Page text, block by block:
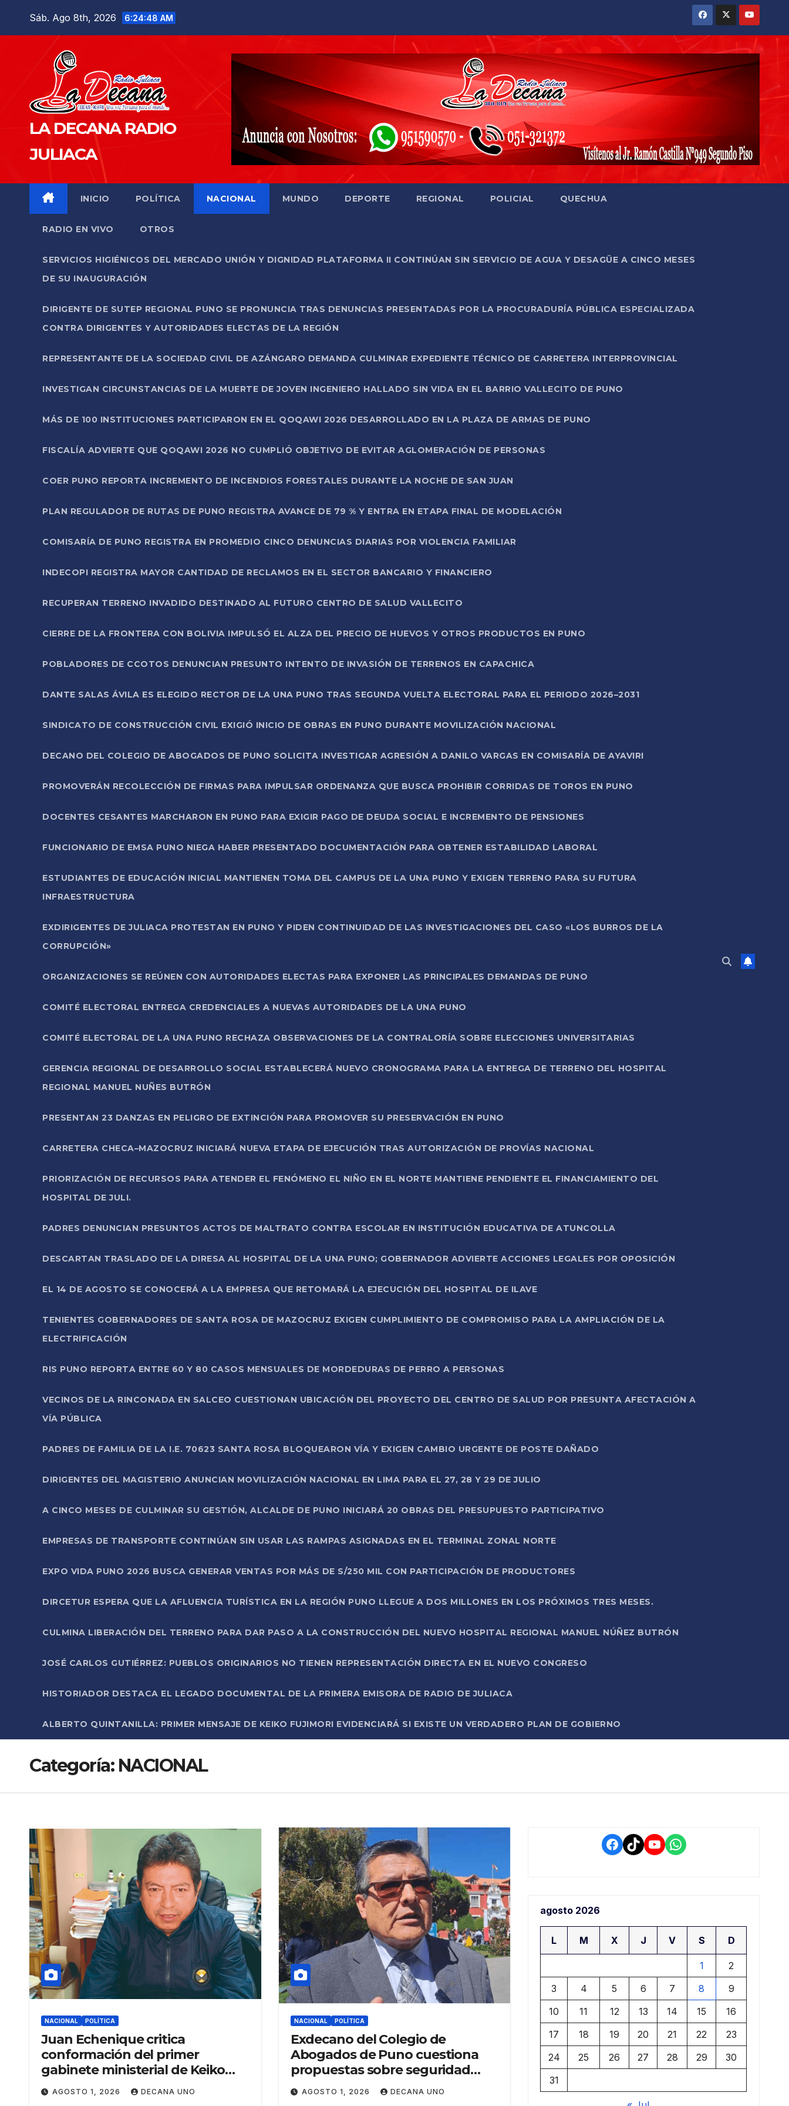
Sáb. Ago 8th, 2026 6:24:49 AM
LA DECANA RADIO
JULIACA
INICIO POLÍTICA NACIONAL MUNDO DEPORTE REGIONAL POLICIAL QUECHUA
RADIO EN VIVO OTROS
SERVICIOS HIGIÉNICOS DEL MERCADO UNIÓN Y DIGNIDAD PLATAFORMA II CONTINÚAN SIN SERVICIO DE AGUA Y DESAGÜE A CINCO MESES
DE SU INAUGURACIÓN
DIRIGENTE DE SUTEP REGIONAL PUNO SE PRONUNCIA TRAS DENUNCIAS PRESENTADAS POR LA PROCURADURÍA PÚBLICA ESPECIALIZADA
CONTRA DIRIGENTES Y AUTORIDADES ELECTAS DE LA REGIÓN
REPRESENTANTE DE LA SOCIEDAD CIVIL DE AZÁNGARO DEMANDA CULMINAR EXPEDIENTE TÉCNICO DE CARRETERA INTERPROVINCIAL
INVESTIGAN CIRCUNSTANCIAS DE LA MUERTE DE JOVEN INGENIERO HALLADO SIN VIDA EN EL BARRIO VALLECITO DE PUNO
MÁS DE 100 INSTITUCIONES PARTICIPARON EN EL QOQAWI 2026 DESARROLLADO EN LA PLAZA DE ARMAS DE PUNO
FISCALÍA ADVIERTE QUE QOQAWI 2026 NO CUMPLIÓ OBJETIVO DE EVITAR AGLOMERACIÓN DE PERSONAS
COER PUNO REPORTA INCREMENTO DE INCENDIOS FORESTALES DURANTE LA NOCHE DE SAN JUAN
PLAN REGULADOR DE RUTAS DE PUNO REGISTRA AVANCE DE 79 % Y ENTRA EN ETAPA FINAL DE MODELACIÓN
COMISARÍA DE PUNO REGISTRA EN PROMEDIO CINCO DENUNCIAS DIARIAS POR VIOLENCIA FAMILIAR
INDECOPI REGISTRA MAYOR CANTIDAD DE RECLAMOS EN EL SECTOR BANCARIO Y FINANCIERO
RECUPERAN TERRENO INVADIDO DESTINADO AL FUTURO CENTRO DE SALUD VALLECITO
CIERRE DE LA FRONTERA CON BOLIVIA IMPULSÓ EL ALZA DEL PRECIO DE HUEVOS Y OTROS PRODUCTOS EN PUNO
POBLADORES DE CCOTOS DENUNCIAN PRESUNTO INTENTO DE INVASIÓN DE TERRENOS EN CAPACHICA
DANTE SALAS ÁVILA ES ELEGIDO RECTOR DE LA UNA PUNO TRAS SEGUNDA VUELTA ELECTORAL PARA EL PERIODO 2026–2031
SINDICATO DE CONSTRUCCIÓN CIVIL EXIGIÓ INICIO DE OBRAS EN PUNO DURANTE MOVILIZACIÓN NACIONAL
DECANO DEL COLEGIO DE ABOGADOS DE PUNO SOLICITA INVESTIGAR AGRESIÓN A DANILO VARGAS EN COMISARÍA DE AYAVIRI
PROMOVERÁN RECOLECCIÓN DE FIRMAS PARA IMPULSAR ORDENANZA QUE BUSCA PROHIBIR CORRIDAS DE TOROS EN PUNO
DOCENTES CESANTES MARCHARON EN PUNO PARA EXIGIR PAGO DE DEUDA SOCIAL E INCREMENTO DE PENSIONES
FUNCIONARIO DE EMSA PUNO NIEGA HABER PRESENTADO DOCUMENTACIÓN PARA OBTENER ESTABILIDAD LABORAL
ESTUDIANTES DE EDUCACIÓN INICIAL MANTIENEN TOMA DEL CAMPUS DE LA UNA PUNO Y EXIGEN TERRENO PARA SU FUTURA
INFRAESTRUCTURA
EXDIRIGENTES DE JULIACA PROTESTAN EN PUNO Y PIDEN CONTINUIDAD DE LAS INVESTIGACIONES DEL CASO «LOS BURROS DE LA
CORRUPCIÓN»
ORGANIZACIONES SE REÚNEN CON AUTORIDADES ELECTAS PARA EXPONER LAS PRINCIPALES DEMANDAS DE PUNO
COMITÉ ELECTORAL ENTREGA CREDENCIALES A NUEVAS AUTORIDADES DE LA UNA PUNO
COMITÉ ELECTORAL DE LA UNA PUNO RECHAZA OBSERVACIONES DE LA CONTRALORÍA SOBRE ELECCIONES UNIVERSITARIAS
GERENCIA REGIONAL DE DESARROLLO SOCIAL ESTABLECERÁ NUEVO CRONOGRAMA PARA LA ENTREGA DE TERRENO DEL HOSPITAL
REGIONAL MANUEL NUÑES BUTRÓN
PRESENTAN 23 DANZAS EN PELIGRO DE EXTINCIÓN PARA PROMOVER SU PRESERVACIÓN EN PUNO
CARRETERA CHECA–MAZOCRUZ INICIARÁ NUEVA ETAPA DE EJECUCIÓN TRAS AUTORIZACIÓN DE PROVÍAS NACIONAL
PRIORIZACIÓN DE RECURSOS PARA ATENDER EL FENÓMENO EL NIÑO EN EL NORTE MANTIENE PENDIENTE EL FINANCIAMIENTO DEL
HOSPITAL DE JULI.
PADRES DENUNCIAN PRESUNTOS ACTOS DE MALTRATO CONTRA ESCOLAR EN INSTITUCIÓN EDUCATIVA DE ATUNCOLLA
DESCARTAN TRASLADO DE LA DIRESA AL HOSPITAL DE LA UNA PUNO; GOBERNADOR ADVIERTE ACCIONES LEGALES POR OPOSICIÓN
EL 14 DE AGOSTO SE CONOCERÁ A LA EMPRESA QUE RETOMARÁ LA EJECUCIÓN DEL HOSPITAL DE ILAVE
TENIENTES GOBERNADORES DE SANTA ROSA DE MAZOCRUZ EXIGEN CUMPLIMIENTO DE COMPROMISO PARA LA AMPLIACIÓN DE LA
ELECTRIFICACIÓN
RIS PUNO REPORTA ENTRE 60 Y 80 CASOS MENSUALES DE MORDEDURAS DE PERRO A PERSONAS
VECINOS DE LA RINCONADA EN SALCEO CUESTIONAN UBICACIÓN DEL PROYECTO DEL CENTRO DE SALUD POR PRESUNTA AFECTACIÓN A
VÍA PÚBLICA
PADRES DE FAMILIA DE LA I.E. 70623 SANTA ROSA BLOQUEARON VÍA Y EXIGEN CAMBIO URGENTE DE POSTE DAÑADO
DIRIGENTES DEL MAGISTERIO ANUNCIAN MOVILIZACIÓN NACIONAL EN LIMA PARA EL 27, 28 Y 29 DE JULIO
A CINCO MESES DE CULMINAR SU GESTIÓN, ALCALDE DE PUNO INICIARÁ 20 OBRAS DEL PRESUPUESTO PARTICIPATIVO
EMPRESAS DE TRANSPORTE CONTINÚAN SIN USAR LAS RAMPAS ASIGNADAS EN EL TERMINAL ZONAL NORTE
EXPO VIDA PUNO 2026 BUSCA GENERAR VENTAS POR MÁS DE S/250 MIL CON PARTICIPACIÓN DE PRODUCTORES
DIRCETUR ESPERA QUE LA AFLUENCIA TURÍSTICA EN LA REGIÓN PUNO LLEGUE A DOS MILLONES EN LOS PRÓXIMOS TRES MESES.
CULMINA LIBERACIÓN DEL TERRENO PARA DAR PASO A LA CONSTRUCCIÓN DEL NUEVO HOSPITAL REGIONAL MANUEL NÚÑEZ BUTRÓN
JOSÉ CARLOS GUTIÉRREZ: PUEBLOS ORIGINARIOS NO TIENEN REPRESENTACIÓN DIRECTA EN EL NUEVO CONGRESO
HISTORIADOR DESTACA EL LEGADO DOCUMENTAL DE LA PRIMERA EMISORA DE RADIO DE JULIACA
ALBERTO QUINTANILLA: PRIMER MENSAJE DE KEIKO FUJIMORI EVIDENCIARÁ SI EXISTE UN VERDADERO PLAN DE GOBIERNO
Categoría: NACIONAL
NACIONAL POLÍTICA
Juan Echenique critica
conformación del primer
gabinete ministerial de Keiko
Fujimori
AGOSTO 1, 2026 DECANA UNO
NACIONAL POLÍTICA
Exdecano del Colegio de
Abogados de Puno cuestiona
propuestas sobre seguridad
ciudadana
AGOSTO 1, 2026 DECANA UNO
Facebook
TikTokYouTube
WhatsApp
agosto 2026
L M X J V S D
1
2
3
4 5 6 7 8
9
10
11 12 13 14 15
16
17
18 19 20 21 22
23
24
25 26 27 28 29
30
31